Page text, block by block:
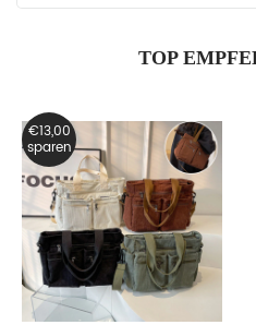
TOP
€13,00
sparen